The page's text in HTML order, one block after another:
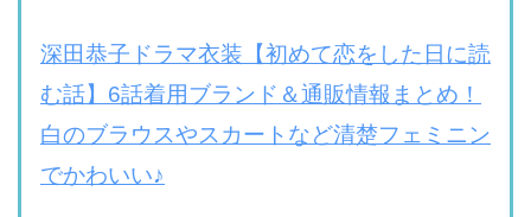
深田恭子ドラマ衣装【初めて恋をした日に読
む話】6話着用ブランド＆通販情報まとめ！
白のブラウスやスカートなど清楚フェミニン
でかわいい♪